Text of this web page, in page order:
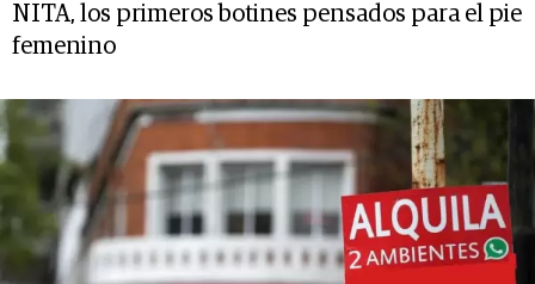
NITA, los primeros botines pensados para el pie
femenino